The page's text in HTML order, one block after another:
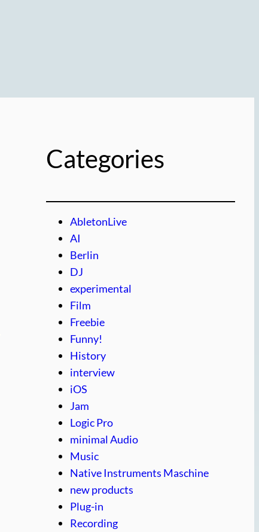
Categories
AbletonLive
AI
Berlin
DJ
experimental
Film
Freebie
Funny!
History
interview
iOS
Jam
Logic Pro
minimal Audio
Music
Native Instruments Maschine
new products
Plug-in
Recording